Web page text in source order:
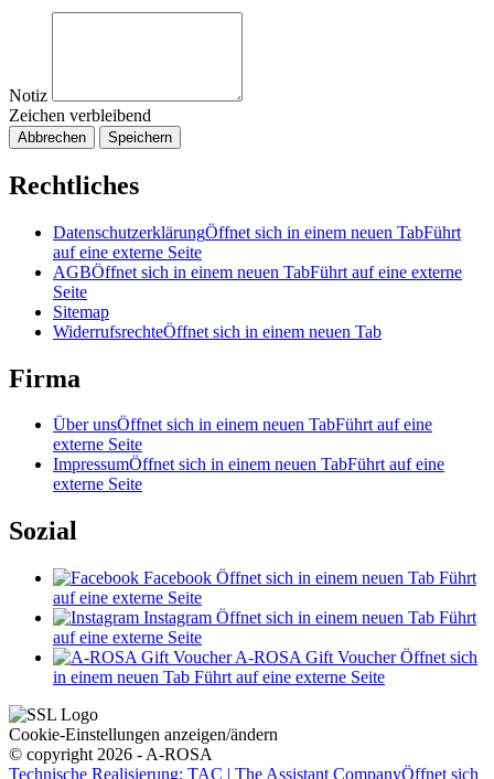
Notiz
Zeichen verbleibend
Abbrechen Speichern
Rechtliches
DatenschutzerklärungÖffnet sich in einem neuen TabFührt
auf eine externe Seite
AGBÖffnet sich in einem neuen TabFührt auf eine externe
Seite
Sitemap
WiderrufsrechteÖffnet sich in einem neuen Tab
Firma
Über unsÖffnet sich in einem neuen TabFührt auf eine
externe Seite
ImpressumÖffnet sich in einem neuen TabFührt auf eine
externe Seite
Sozial
Facebook Öffnet sich in einem neuen Tab Führt
auf eine externe Seite
Instagram Öffnet sich in einem neuen Tab Führt
auf eine externe Seite
A-ROSA Gift Voucher Öffnet sich
in einem neuen Tab Führt auf eine externe Seite
Cookie-Einstellungen anzeigen/ändern
© copyright 2026 - A-ROSA
Technische Realisierung: TAC | The Assistant CompanyÖffnet sich